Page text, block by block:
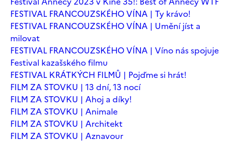
FESTIVAL FRANCOUZSKÉHO VÍNA | Ty krávo!
FESTIVAL FRANCOUZSKÉHO VÍNA | Umění jíst a
milovat
FESTIVAL FRANCOUZSKÉHO VÍNA | Víno nás spojuje
Festival kazašského filmu
FESTIVAL KRÁTKÝCH FILMŮ | Pojďme si hrát!
FILM ZA STOVKU | 13 dní, 13 nocí
FILM ZA STOVKU | Ahoj a díky!
FILM ZA STOVKU | Animale
FILM ZA STOVKU | Architekt
FILM ZA STOVKU | Aznavour